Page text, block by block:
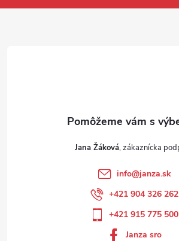
Jana Žáková
info@janza.sk
+421 904 326 262
+421 915 775 500
Janza sro